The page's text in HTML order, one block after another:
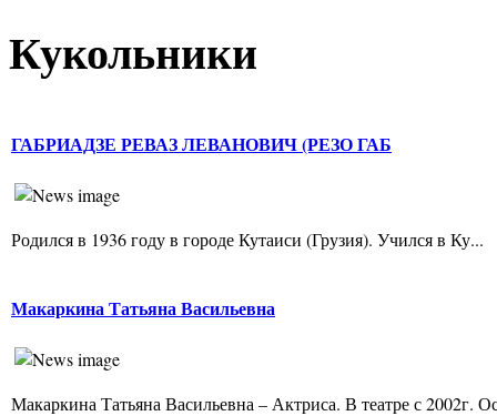
Кукольники
ГАБРИАДЗЕ РЕВАЗ ЛЕВАНОВИЧ (РЕЗО ГАБ
Родился в 1936 году в городе Кутаиси (Грузия). Учился в Ку...
Макаркина Татьяна Васильевна
Макаркина Татьяна Васильевна – Актриса. В театре с 2002г.